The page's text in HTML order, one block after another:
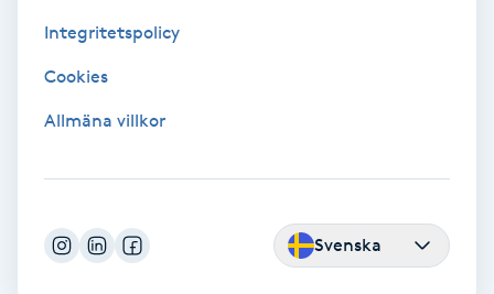
Dermapen
Diamantslipning
Enzympeeling
Extensions
Integritetspolicy
Cookies
Allmäna villkor
Svenska